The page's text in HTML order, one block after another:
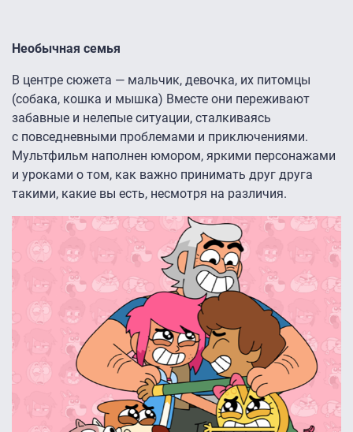
Необычная семья
В центре сюжета — мальчик, девочка, их питомцы
(собака, кошка и мышка) Вместе они переживают
забавные и нелепые ситуации, сталкиваясь
с повседневными проблемами и приключениями.
Мультфильм наполнен юмором, яркими персонажами
и уроками о том, как важно принимать друг друга
такими, какие вы есть, несмотря на различия.